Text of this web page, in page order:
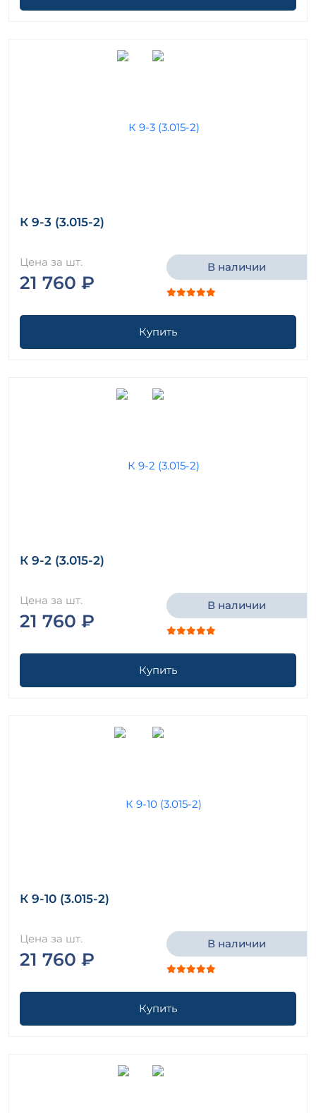
К 9-3 (3.015-2)
Цена за шт.
21 760 ₽
В наличии
Купить
К 9-2 (3.015-2)
Цена за шт.
21 760 ₽
В наличии
Купить
К 9-10 (3.015-2)
Цена за шт.
21 760 ₽
В наличии
Купить